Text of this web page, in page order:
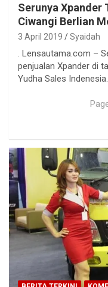
Serunya Xpander
Ciwangi Berlian
3 April 2019 Syaidah
. Lensautama.com –
penjualan Xpander di
Yudha Sales